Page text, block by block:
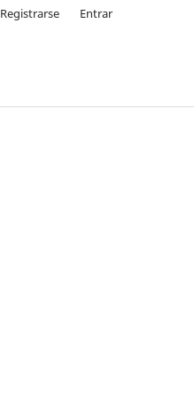
Registrarse Entrar